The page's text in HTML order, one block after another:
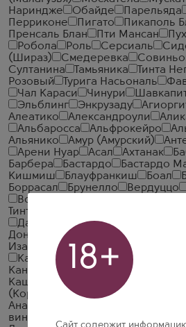
Нариндже
Обайде Парельяда
Перриконе
Пигато Пикаполь
Пренсаль Блан
Пти Мансан
Робола
Роль Серсиаль
(Шираз)
Смедеревка
Султанина
Тамьяника Тинта
Розовый
Турига Насьональ
Чал Караси
Чинури
Эльблинг
Энкрузаду
Алеатико
Александроули
Альбаросса
Альфрокейро
Альянико
Амур (Амурский)
Арени Нуар
Асал Ахтанак
Барбера
Бастардо Бастардо
Кишмиш
Блауфранкиш Боал
Боррасал
Брунелло Вердуццо
Востилиди
Тинторерра
Данахарули
Джеват Кара
Донаурислинг
Дорнфельдер
Изабелла
Кабар Каберло
Каиньо Тинто
Каледжик
Каннонау
Карасакыз
Каштелау
Кодега
(Корвина Веронезе)
Анапский (или Золотовский)
винограда
18+
Сайт содержит